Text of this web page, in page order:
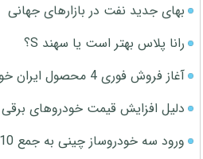
بهای جدید نفت در بازارهای جهانی
رانا پلاس بهتر است یا سهند S؟
آغاز فروش فوری 4 محصول ایران خودرو در نمایندگی‌ها
دلیل افزایش قیمت خودروهای برقی
ورود سه خودروساز چینی به جمع 10 خودروساز برتر جهان